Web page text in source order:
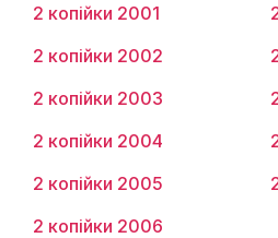
2 копійки 2001
2 копійки 2002
2 копійки 2003
2 копійки 2004
2 копійки 2005
2 копійки 2006